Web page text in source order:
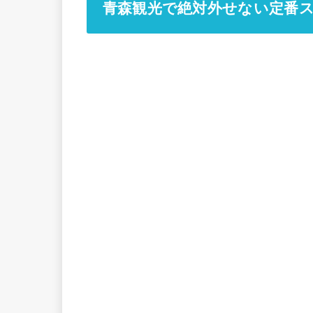
青森観光で絶対外せない定番